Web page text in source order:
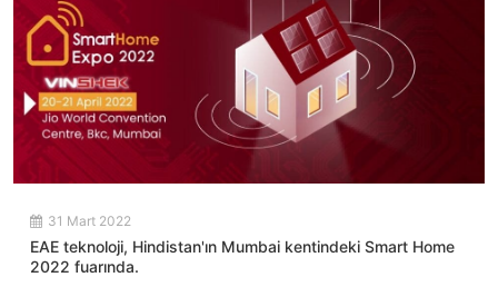
31 Mart 2022
EAE teknoloji, Hindistan'ın Mumbai kentindeki Smart Home
2022 fuarında.